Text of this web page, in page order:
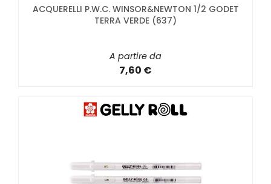
ACQUERELLI P.W.C. WINSOR&NEWTON 1/2 GODET
TERRA VERDE (637)
A partire da
7,60 €